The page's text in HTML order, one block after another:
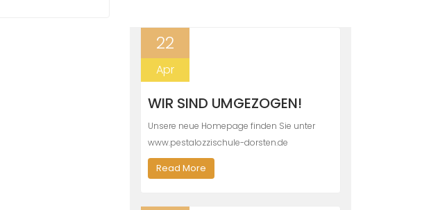
22
Apr
WIR SIND UMGEZOGEN!
Unsere neue Homepage finden Sie unter
www.pestalozzischule-dorsten.de
Read More